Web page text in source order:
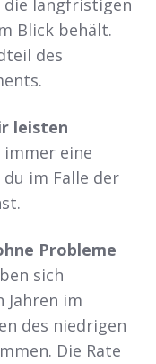
die langfristigen
Blick behält.
des
leisten
eine
im Falle der
Probleme
sich
Jahren im
des niedrigen
Die Rate